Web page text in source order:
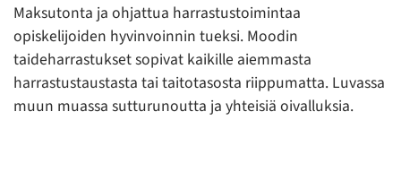
Maksutonta ja ohjattua harrastustoimintaa
opiskelijoiden hyvinvoinnin tueksi. Moodin
taideharrastukset sopivat kaikille aiemmasta
harrastustaustasta tai taitotasosta riippumatta. Luvassa
muun muassa sutturunoutta ja yhteisiä oivalluksia.